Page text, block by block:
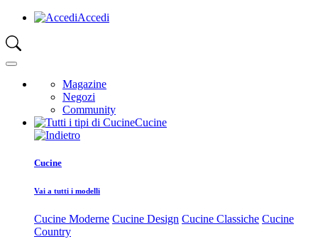
Accedi
Magazine
Negozi
Community
Cucine
Cucine
Vai a tutti i modelli
Cucine Moderne Cucine Design Cucine Classiche Cucine
Country